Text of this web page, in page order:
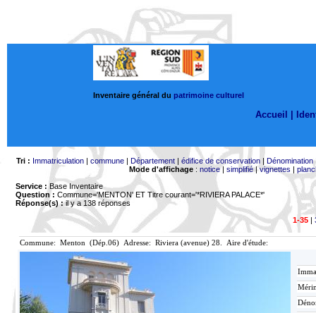
Inventaire général du patrimoine culturel
Accueil |
Tri : Immatriculation| commune| Département| édifice de conservation| Dénomination
Mode d'affichage: notice| simplifié|vignettes |
Service : Base Inventaire
Question : Commune='MENTON' ET Titre courant='*RIVIERA PALACE*'
Réponse(s) :il y a 138 réponses
1-35|
Commune: Menton (Dép.06) Adresse: Riviera (avenue) 28. Aire d'étude: